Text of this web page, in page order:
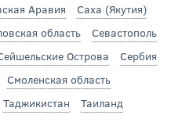
Аравия
Саха (Якутия)
область
Севастополь
Острова
Сербия
Смоленская область
Таджикистан
Таиланд